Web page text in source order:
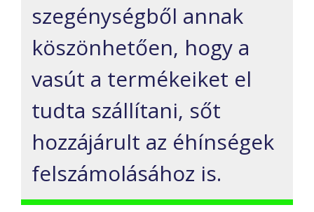
szegénységből annak
köszönhetően, hogy a
vasút a termékeiket el
tudta szállítani, sőt
hozzájárult az éhínségek
felszámolásához is.